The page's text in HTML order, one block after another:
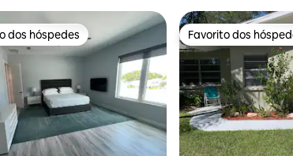
dos hóspedes mais apreciados
dos hóspedes Favorito dos
Favorito dos